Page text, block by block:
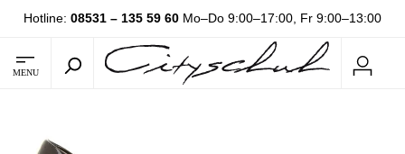
Hotline: 08531 – 135 59 60 Mo–Do 9:00–17:00, Fr 9:00–13:00
MENU